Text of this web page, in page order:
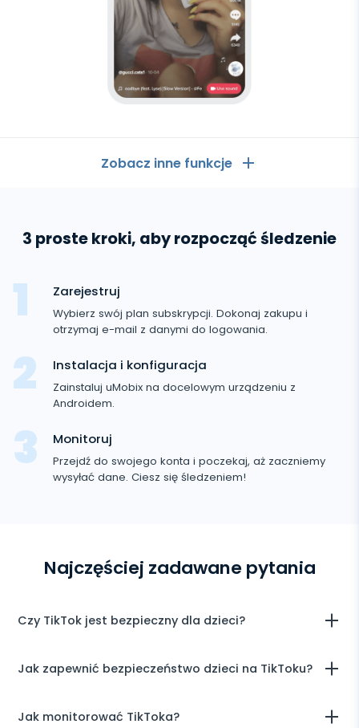
Śledzenie
Androida
Zobacz inne funkcje
Dzienniki połączeń
Wiadomości tekstowe
Keylogger
Powiadomienia
Informacje o urządzeniu
Aplikacje komunikacyjne
WhatsApp
Messenger Facebooka
Zoom
Telegram
Wechat
Śledzenie Google Czatów
Media społecznościowe
Media społecznościowe
Facebook
Instagram
Snapchat
Tik Tok
Śledzenie zdjęć i wideo
Internet
3 proste kroki, aby rozpocząć śledzenie
Zarejestruj
Wybierz swój plan subskrypcji. Dokonaj zakupu i
otrzymaj e-mail z danymi do logowania.
Instalacja i konfiguracja
Zainstaluj uMobix na docelowym urządzeniu z
Androidem.
Monitoruj
Przejdź do swojego konta i poczekaj, aż zaczniemy
wysyłać dane. Ciesz się śledzeniem!
Najczęściej zadawane pytania
Czy TikTok jest bezpieczny dla dzieci?
Najbardziej niebezpieczną rzeczą związaną z TikTokiem jest
jego zdolność do uzależnienia. Ponadto, TikTok to w zasadzie
nawet wartości własnej. Z tego punktu widzenia ważne jest,
Jak zapewnić bezpieczeństwo dzieci na TikToku?
zapobiec głównym zagrożeniom, takim jak treści
Jak monitorować TikToka?